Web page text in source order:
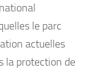
le parc
actuelles
la protection de